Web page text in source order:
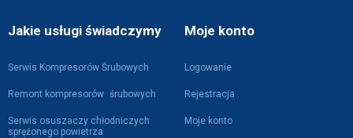
Jakie usługi świadczymy
Serwis Kompresorów Śrubowych
Remont kompresorów śrubowych
Serwis osuszaczy chłodniczych
sprężonego powietrza
Moje konto
Logowanie
Rejestracja
Moje konto